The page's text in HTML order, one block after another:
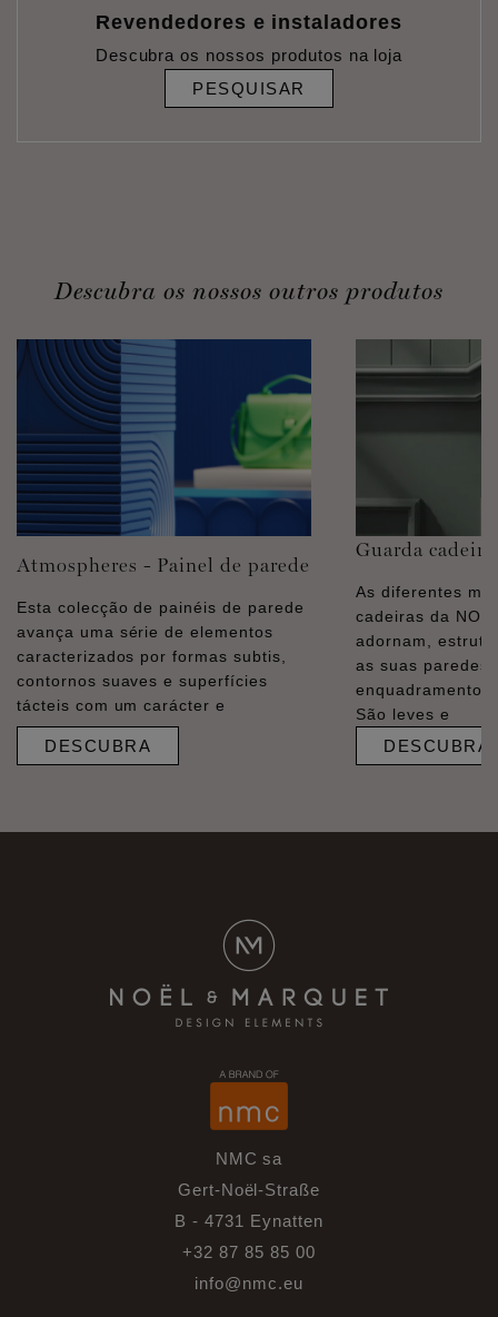
Revendedores e instaladores
Descubra os nossos produtos na loja
PESQUISAR
Descubra os nossos outros produtos
Atmospheres - Painel de parede
Esta colecção de painéis de parede
avança uma série de elementos
caracterizados por formas subtis,
contornos suaves e superfícies
tácteis com um carácter e
DESCUBRA
Guarda
As diferentes
cadeiras da
adornam,
as suas paredes
enquadramentos
São leves e
DESCUBRA
NMC sa
Gert-Noël-Straße
B - 4731 Eynatten
+32 87 85 85 00
info@nmc.eu